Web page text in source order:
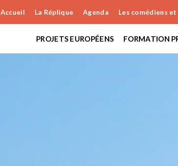
Accueil La Réplique Agenda Les comédiens
PROJETS EUROPÉENS FORMATION